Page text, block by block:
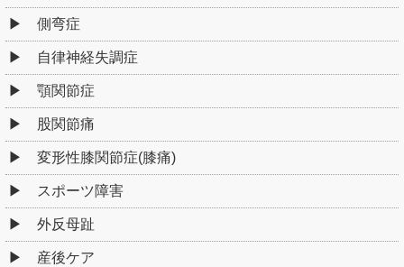
側弯症
自律神経失調症
顎関節症
股関節痛
変形性膝関節症(膝痛)
スポーツ障害
外反母趾
産後ケア